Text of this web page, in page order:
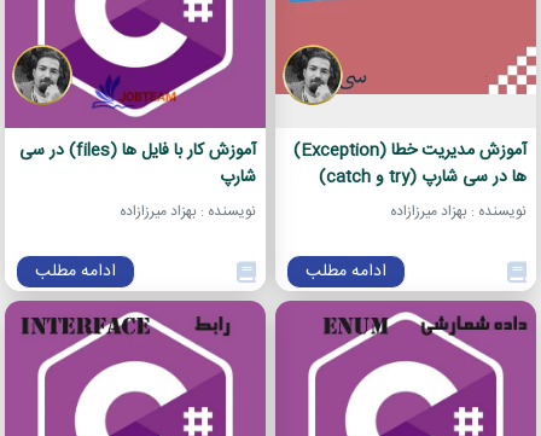
آموزش مدیریت خطا (Exception)
ها در سی شارپ (try و catch)
نویسنده : بهزاد میرزازاده
ادامه مطلب
آموزش کار با فایل ها (files) در سی
شارپ
نویسنده : بهزاد میرزازاده
ادامه مطلب